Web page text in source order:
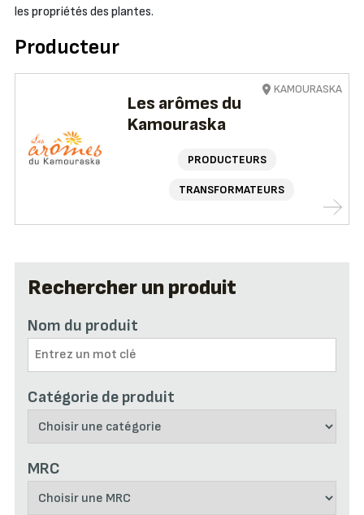
Rechercher un produit
Nom du produit
Catégorie de produit
MRC
les propriétés des plantes.
Producteur
Les arômes du
Kamouraska
PRODUCTEURS
TRANSFORMATEURS
KAMOURASKA